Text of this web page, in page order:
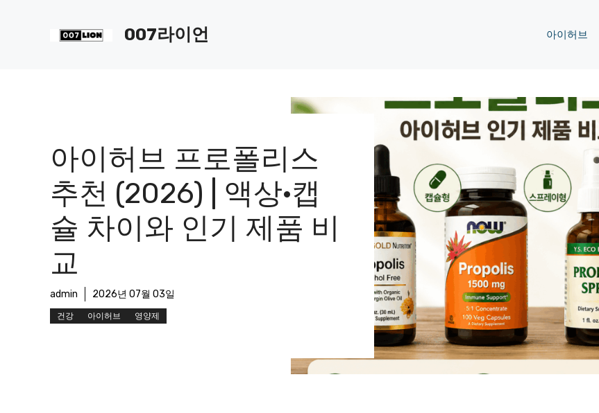
007라이언 아이허브
아이허브 프로폴리스
추천 (2026) | 액상·캡
슐 차이와 인기 제품 비
교
admin 2026년 07월 03일
건강 아이허브 영양제